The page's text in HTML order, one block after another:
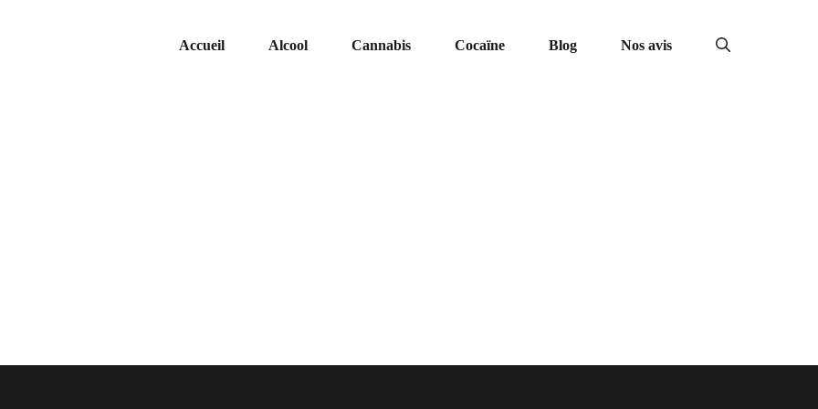
Accueil Alcool Cannabis Cocaïne Blog Nos avis